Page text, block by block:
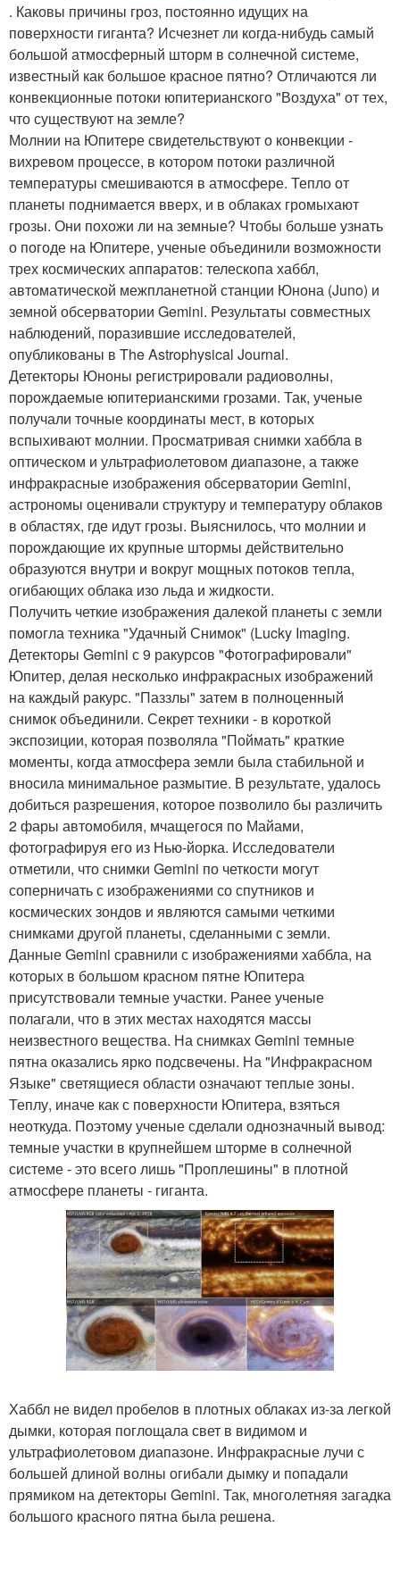
. Каковы причины гроз, постоянно идущих на
поверхности гиганта? Исчезнет ли когда-нибудь самый
большой атмосферный шторм в солнечной системе,
известный как большое красное пятно? Отличаются ли
конвекционные потоки юпитерианского "Воздуха" от тех,
что существуют на земле?
Молнии на Юпитере свидетельствуют о конвекции -
вихревом процессе, в котором потоки различной
температуры смешиваются в атмосфере. Тепло от
планеты поднимается вверх, и в облаках громыхают
грозы. Они похожи ли на земные? Чтобы больше узнать
о погоде на Юпитере, ученые объединили возможности
трех космических аппаратов: телескопа хаббл,
автоматической межпланетной станции Юнона (Juno) и
земной обсерватории Gemini. Результаты совместных
наблюдений, поразившие исследователей,
опубликованы в The Astrophysical Journal.
Детекторы Юноны регистрировали радиоволны,
порождаемые юпитерианскими грозами. Так, ученые
получали точные координаты мест, в которых
вспыхивают молнии. Просматривая снимки хаббла в
оптическом и ультрафиолетовом диапазоне, а также
инфракрасные изображения обсерватории Gemini,
астрономы оценивали структуру и температуру облаков
в областях, где идут грозы. Выяснилось, что молнии и
порождающие их крупные штормы действительно
образуются внутри и вокруг мощных потоков тепла,
огибающих облака изо льда и жидкости.
Получить четкие изображения далекой планеты с земли
помогла техника "Удачный Снимок" (Lucky Imaging.
Детекторы Gemini с 9 ракурсов "Фотографировали"
Юпитер, делая несколько инфракрасных изображений
на каждый ракурс. "Паззлы" затем в полноценный
снимок объединили. Секрет техники - в короткой
экспозиции, которая позволяла "Поймать" краткие
моменты, когда атмосфера земли была стабильной и
вносила минимальное размытие. В результате, удалось
добиться разрешения, которое позволило бы различить
2 фары автомобиля, мчащегося по Майами,
фотографируя его из Нью-йорка. Исследователи
отметили, что снимки Gemini по четкости могут
соперничать с изображениями со спутников и
космических зондов и являются самыми четкими
снимками другой планеты, сделанными с земли.
Данные Gemini сравнили с изображениями хаббла, на
которых в большом красном пятне Юпитера
присутствовали темные участки. Ранее ученые
полагали, что в этих местах находятся массы
неизвестного вещества. На снимках Gemini темные
пятна оказались ярко подсвечены. На "Инфракрасном
Языке" светящиеся области означают теплые зоны.
Теплу, иначе как с поверхности Юпитера, взяться
неоткуда. Поэтому ученые сделали однозначный вывод:
темные участки в крупнейшем шторме в солнечной
системе - это всего лишь "Проплешины" в плотной
атмосфере планеты - гиганта.
Хаббл не видел пробелов в плотных облаках из-за легкой
дымки, которая поглощала свет в видимом и
ультрафиолетовом диапазоне. Инфракрасные лучи с
большей длиной волны огибали дымку и попадали
прямиком на детекторы Gemini. Так, многолетняя загадка
большого красного пятна была решена.